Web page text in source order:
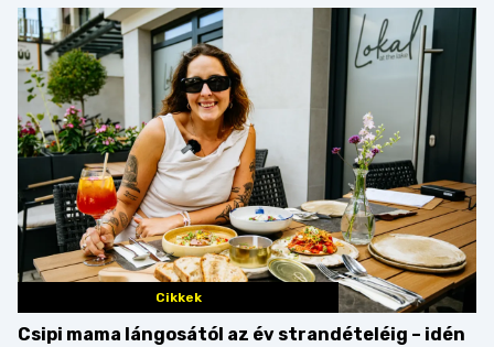
Cikkek
Csipi mama lángosától az év strandételéig – idén